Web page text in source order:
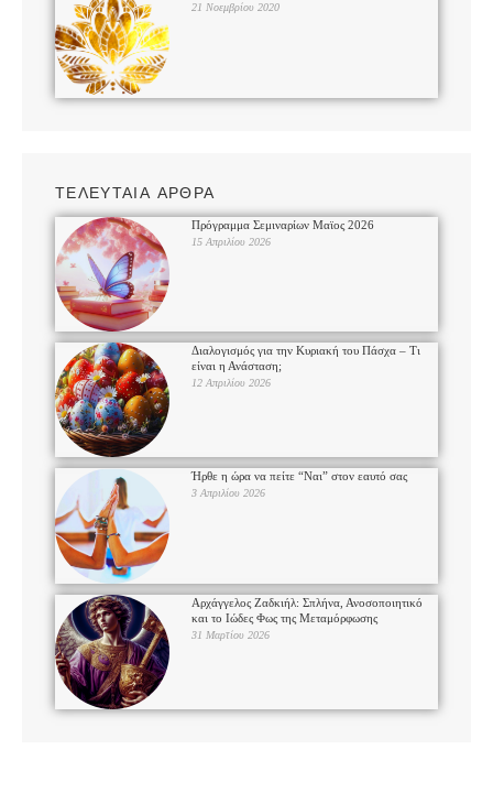
21 Νοεμβρίου 2020
ΤΕΛΕΥΤΑΙΑ ΑΡΘΡΑ
Πρόγραμμα Σεμιναρίων Μαϊος 2026
15 Απριλίου 2026
Διαλογισμός για την Κυριακή του Πάσχα – Τι
είναι η Ανάσταση;
12 Απριλίου 2026
Ήρθε η ώρα να πείτε “Ναι” στον εαυτό σας
3 Απριλίου 2026
Αρχάγγελος Ζαδκιήλ: Σπλήνα, Ανοσοποιητικό
και το Ιώδες Φως της Μεταμόρφωσης
31 Μαρτίου 2026